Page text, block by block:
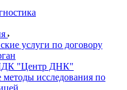
услуги по договору
"Центр ДНК"
исследования по